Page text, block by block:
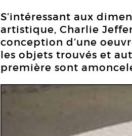
S’intéressant aux
artistique, Charlie
conception d’une
les objets trouvés et
première sont